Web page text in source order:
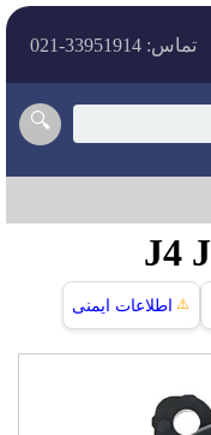
تماس: 33951914-021
🔍
⚠️ اطلاعات ایمنی